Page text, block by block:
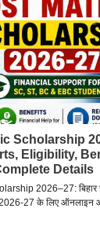
Scholarship
Eligibility,
Details
2026–27: बिहार
2026-27 के लिए ऑनलाइन